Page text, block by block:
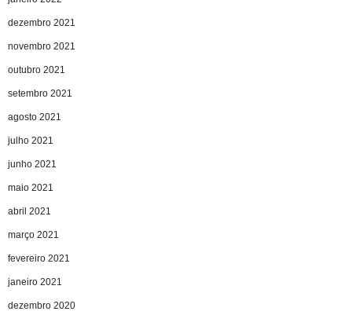
dezembro 2021
novembro 2021
outubro 2021
setembro 2021
agosto 2021
julho 2021
junho 2021
maio 2021
abril 2021
março 2021
fevereiro 2021
janeiro 2021
dezembro 2020